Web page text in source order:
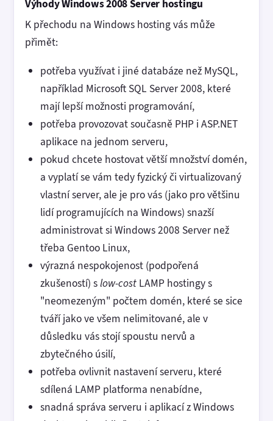
Výhody Windows 2008 Server hostingu
K přechodu na Windows hosting vás může
přimět:
potřeba využívat i jiné databáze než MySQL,
například Microsoft SQL Server 2008, které
mají lepší možnosti programování,
potřeba provozovat současně PHP i ASP.NET
aplikace na jednom serveru,
pokud chcete hostovat větší množství domén,
a vyplatí se vám tedy fyzický či virtualizovaný
vlastní server, ale je pro vás (jako pro většinu
lidí programujících na Windows) snazší
administrovat si Windows 2008 Server než
třeba Gentoo Linux,
výrazná nespokojenost (podpořená
zkušeností) slow-costLAMP hostingy s
"neomezeným" počtem domén, které se sice
tváří jako ve všem nelimitované, ale v
důsledku vás stojí spoustu nervů a
zbytečného úsilí,
potřeba ovlivnit nastavení serveru, které
sdílená LAMP platforma nenabídne,
snadná správa serveru i aplikací z Windows